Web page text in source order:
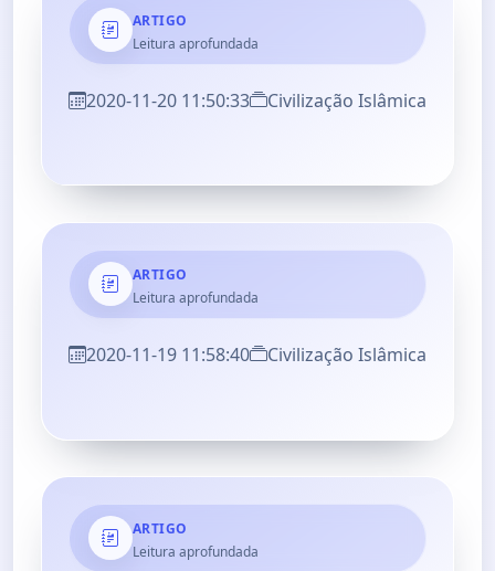
ARTIGO
Leitura aprofundada
2020-11-20 11:50:33 Civilização Islâmica
ARTIGO
Leitura aprofundada
2020-11-19 11:58:40 Civilização Islâmica
ARTIGO
Leitura aprofundada